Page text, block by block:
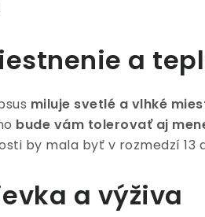
a
miluje svetlé a vlhké
bude vám tolerovať aj
by mala byť v rozmedzí 13
a výživa